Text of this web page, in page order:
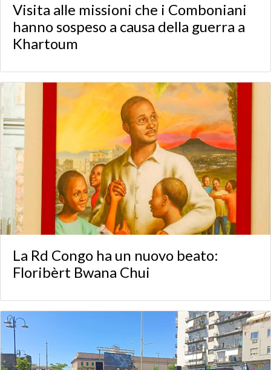
Visita alle missioni che i Comboniani
hanno sospeso a causa della guerra a
Khartoum
La Rd Congo ha un nuovo beato:
Floribèrt Bwana Chui